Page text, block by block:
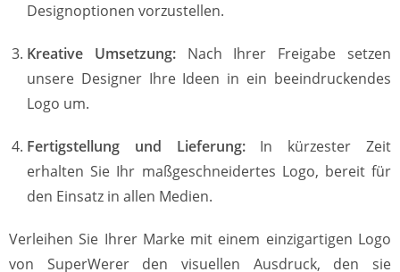
Designoptionen vorzustellen.
Kreative Umsetzung:Nach Ihrer Freigabe setzen
unsere Designer Ihre Ideen in ein beeindruckendes
Logo um.
Fertigstellung und Lieferung:In kürzester Zeit
erhalten Sie Ihr maßgeschneidertes Logo, bereit für
den Einsatz in allen Medien.
Verleihen Sie Ihrer Marke mit einem einzigartigen Logo
von SuperWerer den visuellen Ausdruck, den sie